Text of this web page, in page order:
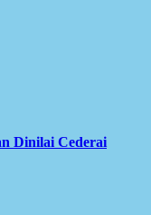
Dinilai Cederai